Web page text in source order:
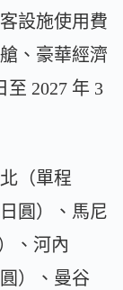
設施使用費
、豪華經濟
至 2027 年 3
（單程
圓）、馬尼
、河內
）、曼谷